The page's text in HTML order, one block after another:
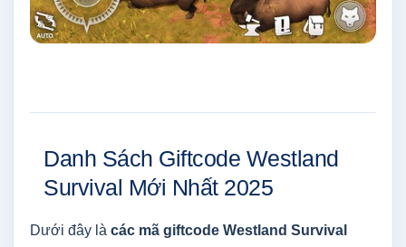
Danh Sách Giftcode Westland
Survival Mới Nhất 2025
Dưới đây là các mã giftcode Westland Survival